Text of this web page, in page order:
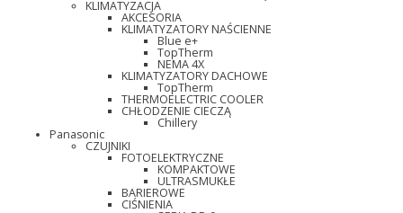
KLIMATYZACJA
AKCESORIA
KLIMATYZATORY NAŚCIENNE
Blue e+
TopTherm
NEMA 4X
KLIMATYZATORY DACHOWE
TopTherm
THERMOELECTRIC COOLER
CHŁODZENIE CIECZĄ
Chillery
Panasonic
CZUJNIKI
FOTOELEKTRYCZNE
KOMPAKTOWE
ULTRASMUKŁE
BARIEROWE
CIŚNIENIA